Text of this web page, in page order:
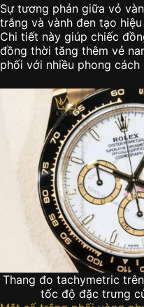
Sự tương phản giữa vỏ
trắng và vành đen tạo
Chi tiết này giúp chiếc
đồng thời tăng thêm vẻ
phối với nhiều phong cách
Thang đo tachymetric
tốc độ đặc trưng